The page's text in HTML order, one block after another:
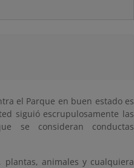
el Parque en buen estado es
siguió escrupulosamente las
se consideran conductas
plantas, animales y cualquiera